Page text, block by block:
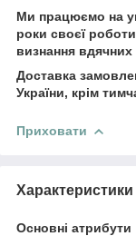
Ми працюємо на
роки своєї
визнання вдячних
Доставка
України, крім
Приховати
Характеристики
Основні атрибути